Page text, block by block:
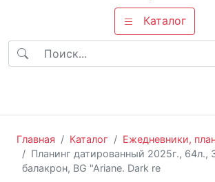
Каталог
Главная Каталог
Ежедневники,
Планинг датированный 2025г., 64л.,
балакрон, BG "Ariane. Dark re